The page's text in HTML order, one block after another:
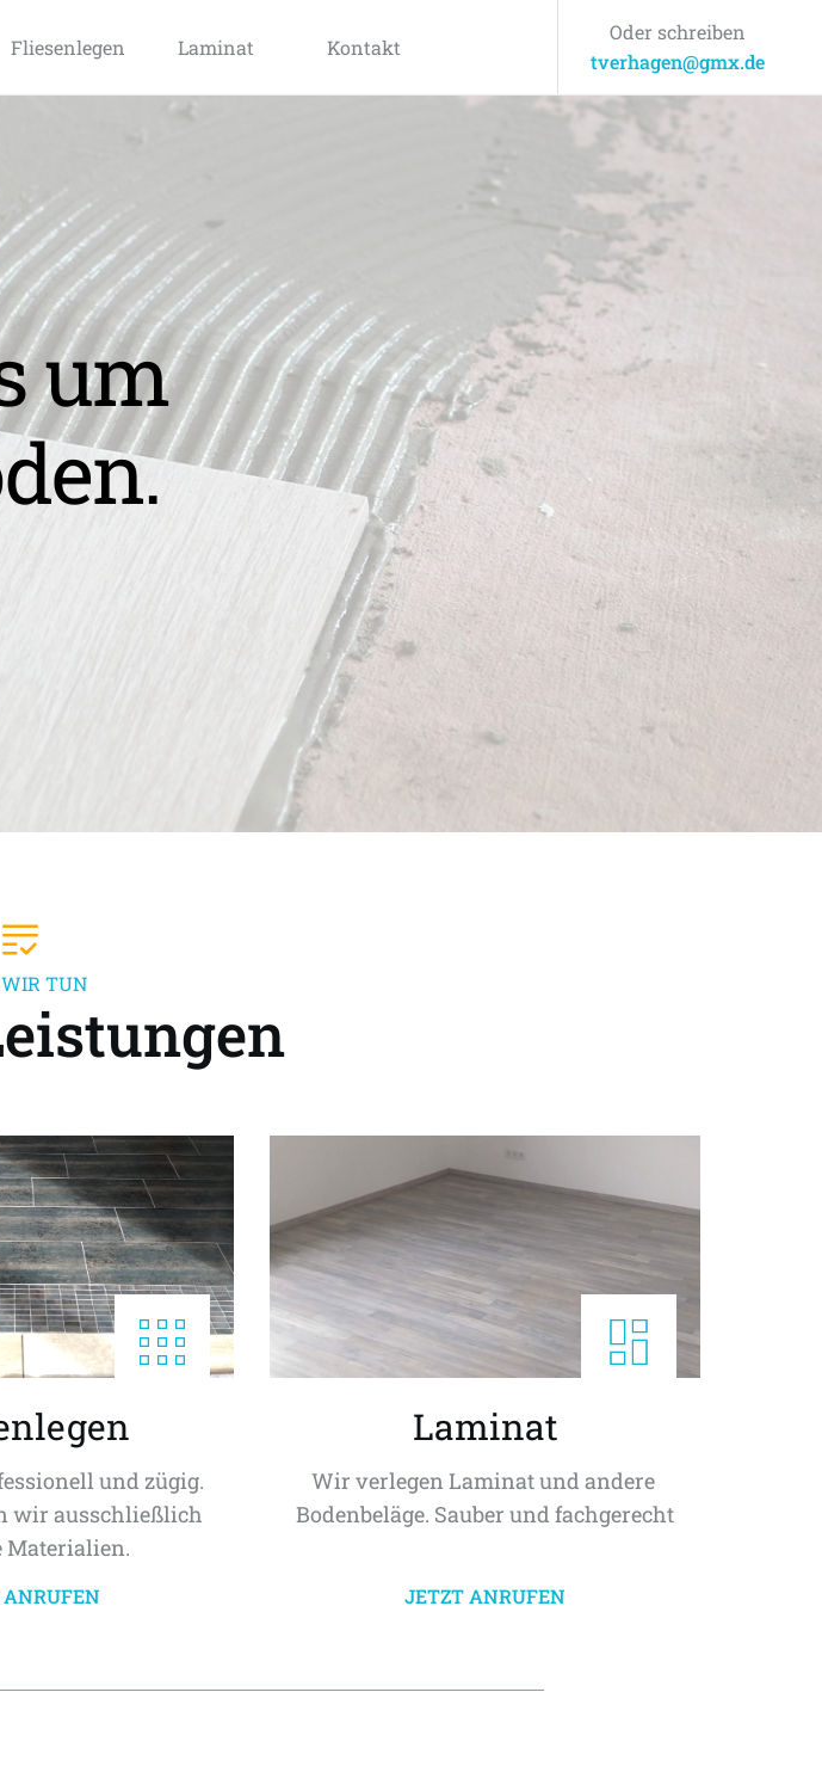
Fliesenlegen Laminat Kontakt
Oder schreiben
tverhagen@gmx.de
um
TUN
und zügig.
wir ausschließlich
Materialien.
Laminat
Wir verlegen Laminat und andere
Bodenbeläge. Sauber und fachgerecht
JETZT ANRUFEN